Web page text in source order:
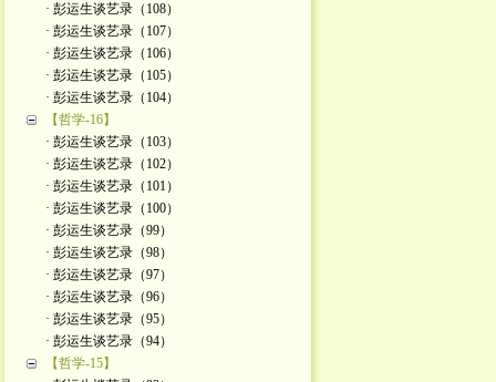
· 彭运生谈艺录（108）
· 彭运生谈艺录（107）
· 彭运生谈艺录（106）
· 彭运生谈艺录（105）
· 彭运生谈艺录（104）
【哲学-16】
· 彭运生谈艺录（103）
· 彭运生谈艺录（102）
· 彭运生谈艺录（101）
· 彭运生谈艺录（100）
· 彭运生谈艺录（99）
· 彭运生谈艺录（98）
· 彭运生谈艺录（97）
· 彭运生谈艺录（96）
· 彭运生谈艺录（95）
· 彭运生谈艺录（94）
【哲学-15】